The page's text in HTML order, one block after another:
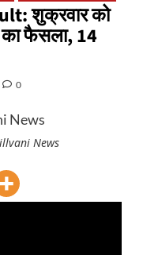
शुक्रवार को
का फैसला, 14
0
News